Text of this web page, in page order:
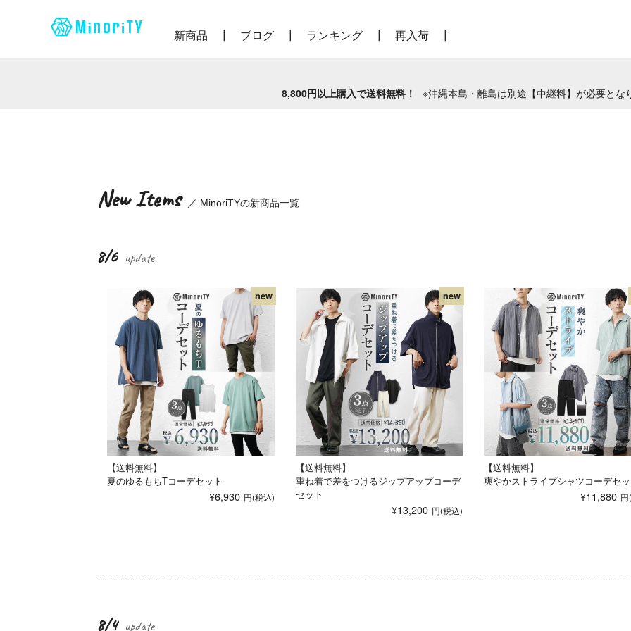
新商品 ブログ ランキング 再入荷
8,800円以上購入で送料無料！ ※沖縄本島・離島は別途【中継料】が必要とな
New Items ／ MinoriTYの新商品一覧
8/6
【送料無料】
夏のゆるもちTコーデセット
¥6,930
【送料無料】
重ね着で差をつけるジップアップコーデ
セット
¥13,200
【送料無料】
爽やかストライプシャツコーデセ
¥11,880
8/4